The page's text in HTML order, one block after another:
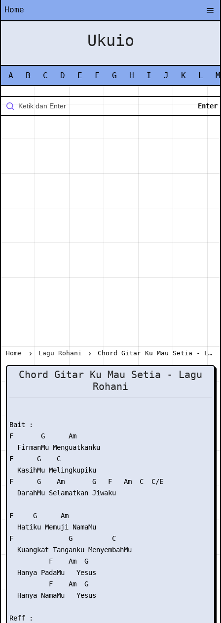
Home
Ukuio
A B C D E F G H I J K L M
Home Lagu Rohani Chord Gitar Ku Mau Setia - Lagu Rohani
Chord Gitar Ku Mau Setia - Lagu
Rohani
Bait :
F       G      Am
  FirmanMu Menguatkanku
F      G    C
  KasihMu Melingkupiku
F      G    Am       G   F   Am  C  C/E
  DarahMu Selamatkan Jiwaku
F     G      Am
  Hatiku Memuji NamaMu
F              G          C
  Kuangkat Tanganku MenyembahMu
          F    Am  G
  Hanya PadaMu   Yesus
          F    Am  G
  Hanya NamaMu   Yesus
Reff :